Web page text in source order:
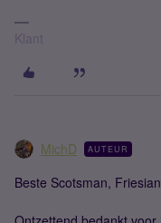
Klant
MichD AUTEUR
Beste Scotsman,